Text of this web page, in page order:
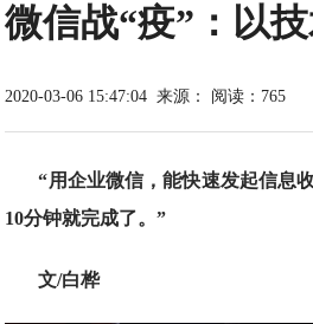
微信战“疫”：以
2020-03-06 15:47:04 来源： 阅读：765
“用企业微信，能快速发起信息
10分钟就完成了。”
文/白桦